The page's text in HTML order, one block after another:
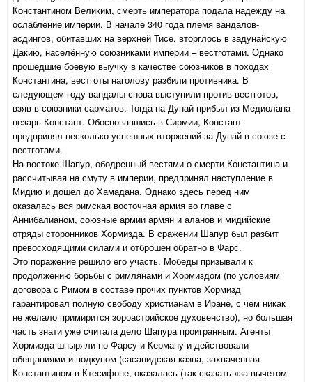
Константином Великим, смерть императора подала надежду на
ослабление империи. В начале 340 года племя вандалов-
асдингов, обитавших на верхней Тисе, вторглось в задунайскую
Дакию, населённую союзниками империи – вестготами. Однако
прошедшие боевую выучку в качестве союзников в походах
Константина, вестготы наголову разбили противника. В
следующем году вандалы снова выступили против вестготов,
взяв в союзники сарматов. Тогда на Дунай прибыл из Медиолана
цезарь Констант. Обосновавшись в Сирмии, Констант
предпринял несколько успешных вторжений за Дунай в союзе с
вестготами.
На востоке Шапур, ободренный вестями о смерти Константина и
рассчитывая на смуту в империи, предпринял наступление в
Мидию и дошел до Хамадана. Однако здесь перед ним
оказалась вся римская восточная армия во главе с
Аннибалианом, союзные армии армян и аланов и мидийские
отряды сторонников Хормизда. В сражении Шапур был разбит
превосходящими силами и отброшен обратно в Фарс.
Это поражение решило его участь. Мобеды призывали к
продолжению борьбы с римлянами и Хормиздом (по условиям
договора с Римом в составе прочих пунктов Хормизд
гарантировал полную свободу христианам в Иране, с чем никак
не желало примирится зороастрийское духовенство), но большая
часть знати уже считала дело Шапура проигранным. Агенты
Хормизда шныряли по Фарсу и Керману и действовали
обещаниями и подкупом (сасанидская казна, захваченная
Константином в Ктесифоне, оказалась (так сказать «за вычетом